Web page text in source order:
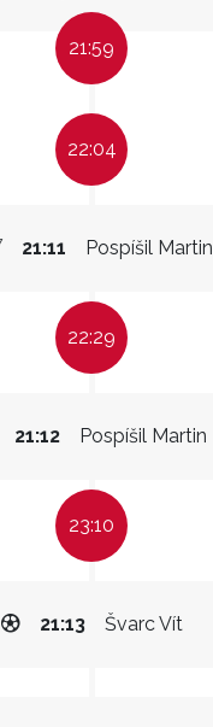
21:59
22:04
Pospíšil Martin
21:11
22:29
Pospíšil Martin
21:12
23:10
Švarc Vít
21:13